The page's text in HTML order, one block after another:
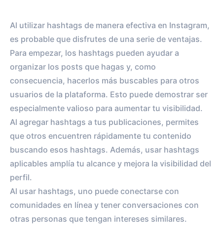
Al utilizar hashtags de manera efectiva en Instagram,
es probable que disfrutes de una serie de ventajas.
Para empezar, los hashtags pueden ayudar a
organizar los posts que hagas y, como
consecuencia, hacerlos más buscables para otros
usuarios de la plataforma. Esto puede demostrar ser
especialmente valioso para aumentar tu visibilidad.
Al agregar hashtags a tus publicaciones, permites
que otros encuentren rápidamente tu contenido
buscando esos hashtags. Además, usar hashtags
aplicables amplía tu alcance y mejora la visibilidad del
perfil.
Al usar hashtags, uno puede conectarse con
comunidades en línea y tener conversaciones con
otras personas que tengan intereses similares.